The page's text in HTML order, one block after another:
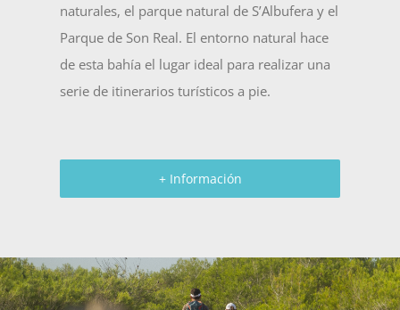
naturales, el parque natural de S’Albufera y el
Parque de Son Real. El entorno natural hace
de esta bahía el lugar ideal para realizar una
serie de itinerarios turísticos a pie.
+ Información